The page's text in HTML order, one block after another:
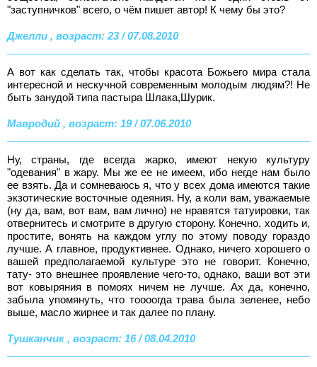
"заступничков" всего, о чём пишет автор! К чему бы это?
Джелли , возраст: 23 / 07.08.2010
А вот как сделать так, что­бы красота Божьего мира стала
интересной и нескучной совре­менным молодым людям?! Не
быть занудой типа пастыра Шлака,Шурик.
Мавродий , возраст: 19 / 07.06.2010
Ну, страны, где всегда жарко, имеют некую культуру
"одевания" в жару. Мы же ее не имеем, ибо негде нам было
ее взять. Да и сомневаюсь я, что у всех дома имеются такие
экзотические восточные одеяния. Ну, а коли вам, уважаемые
(ну да, вам, вот вам, вам лично) не нравятся татуировки, так
отвернитесь и смотрите в другую сторону. Конечно, ходить и,
простите, вонять на каждом углу по этому поводу гораздо
лучше. А главное, продуктивнее. Однако, ничего хорошего о
вашей предполагаемой культуре это не говорит. Конечно,
тату- это внешнее проявление чего-то, однако, ваши вот эти
вот ковыряния в помоях ничем не лучше. Ах да, конечно,
забыла упомянуть, что тоооогда трава была зеленее, небо
выше, масло жирнее и так далее по плану.
Тушканчик , возраст: 16 / 08.04.2010